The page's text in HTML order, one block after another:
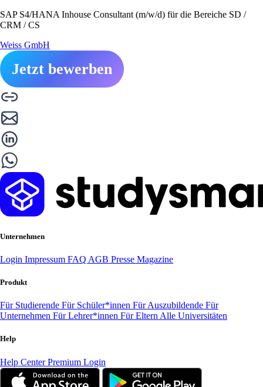
SAP S4/HANA Inhouse Consultant (m/w/d) für die Bereiche SD /
CRM / CS
Weiss GmbH
Jetzt bewerben
Unternehmen
Login Impressum FAQ AGB Presse Magazine
Produkt
Für Studierende Für Schüler*innen Für Auszubildende Für
Unternehmen Für Lehrer*innen Für Eltern Alle Universitäten
Help
Help CenterPremium Login